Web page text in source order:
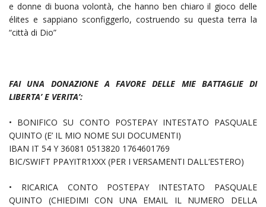
e donne di buona volontà, che hanno ben chiaro il gioco delle
élites e sappiano sconfiggerlo, costruendo su questa terra la
“città di Dio”
FAI UNA DONAZIONE A FAVORE DELLE MIE BATTAGLIE DI
LIBERTA’ E VERITA’:
• BONIFICO SU CONTO POSTEPAY INTESTATO PASQUALE
QUINTO (E’ IL MIO NOME SUI DOCUMENTI)
IBAN IT 54 Y 36081 0513820 1764601769
BIC/SWIFT PPAYITR1XXX (PER I VERSAMENTI DALL’ESTERO)
• RICARICA CONTO POSTEPAY INTESTATO PASQUALE
QUINTO (CHIEDIMI CON UNA EMAIL IL NUMERO DELLA